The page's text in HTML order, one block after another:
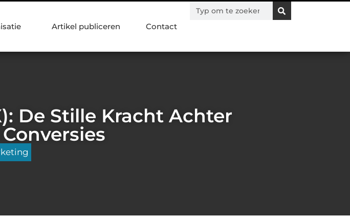
Artikel publiceren Contact
De Stille Kracht Achter